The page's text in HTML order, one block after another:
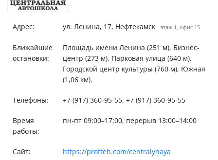
Адрес: ул. Ленина, 17, Нефтекамск этаж 1, офис 15
Ближайшие
остановки:
Площадь имени Ленина (251 м), Бизнес-
центр (273 м), Парковая улица (640 м),
Городской центр культуры (760 м), Южная
(1,06 км).
Телефоны: +7 (917) 360-95-55, +7 (917) 360-95-55
Время
работы:
пн-пт 09:00–17:00, перерыв 13:00–14:00
Сайт: https://profteh.com/centralynaya